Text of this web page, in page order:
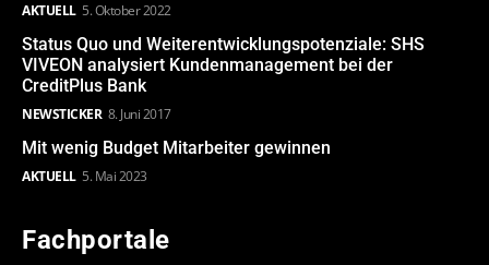
AKTUELL 5. Oktober 2022
Status Quo und Weiterentwicklungspotenziale: SHS
VIVEON analysiert Kundenmanagement bei der
CreditPlus Bank
NEWSTICKER 8. Juni 2017
Mit wenig Budget Mitarbeiter gewinnen
AKTUELL 5. Mai 2023
Fachportale